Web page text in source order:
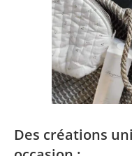
Des créations